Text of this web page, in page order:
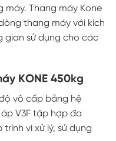
máy. Thang máy Kone
thang máy với kích
gian sử dụng cho các
KONE 450kg
vô cấp bằng hệ
V3F tập hợp đa
vi xử lý, sử dụng